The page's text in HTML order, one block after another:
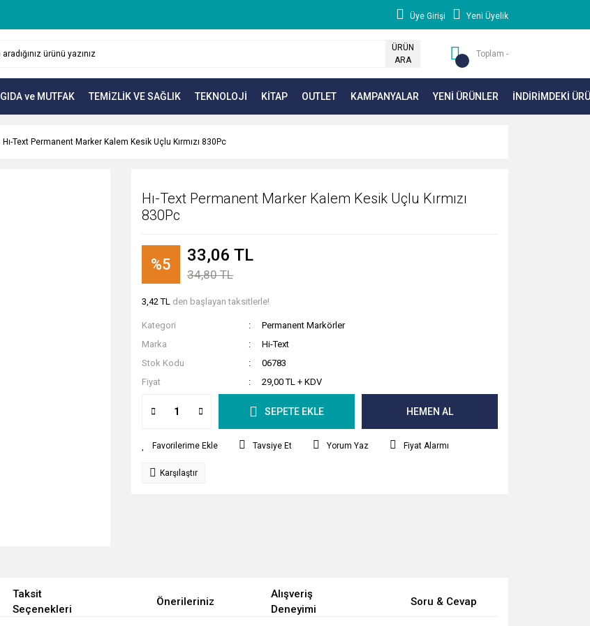
Üye Girişi Yeni Üyelik
ÜRÜN
ARA
Toplam -
GIDA ve MUTFAK TEMİZLİK VE SAĞLIK TEKNOLOJİ KİTAP OUTLET KAMPANYALAR YENİ ÜRÜNLER İNDİRİMDEKİ
Hı-Text Permanent Marker Kalem Kesik Uçlu Kırmızı 830Pc
Hı-Text Permanent Marker Kalem Kesik Uçlu Kırmızı
830Pc
%5 33,06 TL
34,80 TL
3,42 TL den başlayan taksitlerle!
Kategori
Permanent Markörler
Marka
Hi-Text
Stok Kodu
06783
Fiyat
29,00 TL + KDV
SEPETE EKLE HEMEN AL
Tavsiye Et Yorum Yaz Fiyat Alarmı
Karşılaştır
Taksit
Seçenekleri
Önerileriniz
Alışveriş
Deneyimi
Soru & Cevap